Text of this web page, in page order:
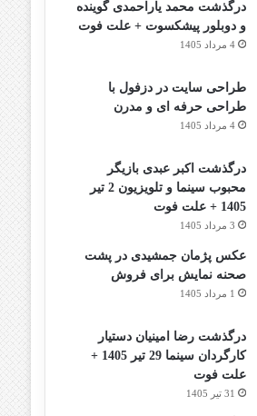
درگذشت محمد یاراحمدی گوینده
و دوبلور پیشکسوت + علت فوت
4 مرداد 1405
طراحی سایت در دزفول با
طراحی حرفه‌ ای و مدرن
4 مرداد 1405
درگذشت اکبر عبدی بازیگر
محبوب سینما و تلویزیون 2 تیر
1405 + علت فوت
3 مرداد 1405
عکس پژمان جمشیدی در پشت
صحنه نمایش برای فروش
1 مرداد 1405
درگذشت رضا امینیان دستیار
کارگردان سینما 29 تیر 1405 +
علت فوت
31 تیر 1405